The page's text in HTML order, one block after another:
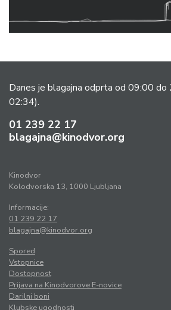
Danes je blagajna odprta od 09:00 do
02:34).
01 239 22 17
blagajna@kinodvor.org
Kinodvor
Kolodvorska 13, 1000 Ljubljana
Informacije:
01 239 22 17
blagajna@kinodvor.org
Spored
Vstopnice
Dostopnost
Prijava na Kinodvorove E-novice
Darilni boni
Klubske ugodnosti